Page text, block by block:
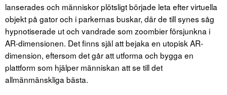
lanserades och människor plötsligt började leta efter virtuella
objekt på gator och i parkernas buskar, där de till synes såg
hypnotiserade ut och vandrade som zoombier försjunkna i
AR-dimensionen. Det finns själ att bejaka en utopisk AR-
dimension, eftersom det går att utforma och bygga en
plattform som hjälper människan att se till det
allmänmänskliga bästa.